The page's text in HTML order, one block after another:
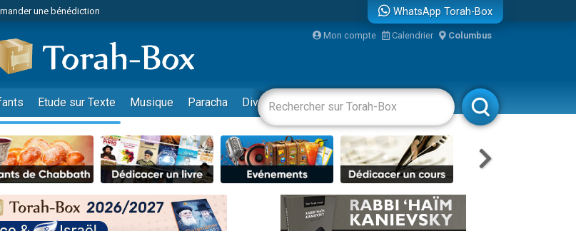
une bénédiction
Torah-Box Music
faire un don pour Sauvez la jambe de Yohan
rejoindre sur WhatsApp
rejoindre sur WhatsApp
rejoindre sur WhatsApp
Torah-Box Music
un don pour Tsédaka : pauvres d'Israel
un don pour Diane, 80 ans, dans un appartement insalubre
de grandeur n°104 : Le Chabbath et le Birkat Hamazone à travers le temps
WhatsApp Torah-Box
Mon compte Calendrier Columbus
Etude sur Texte Musique Paracha Divertissements Livres Rabbanim